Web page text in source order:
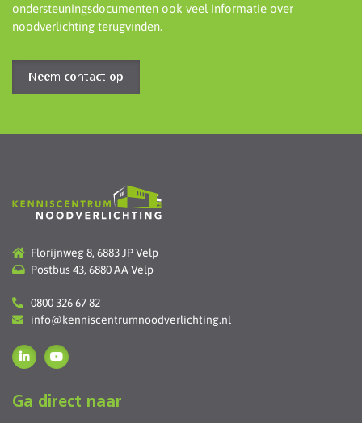
ondersteuningsdocumenten ook veel informatie over
noodverlichting terugvinden.
Neem contact op
Florijnweg 8, 6883 JP Velp
Postbus 43, 6880 AA Velp
0800 326 67 82
info@kenniscentrumnoodverlichting.nl
Ga direct naar